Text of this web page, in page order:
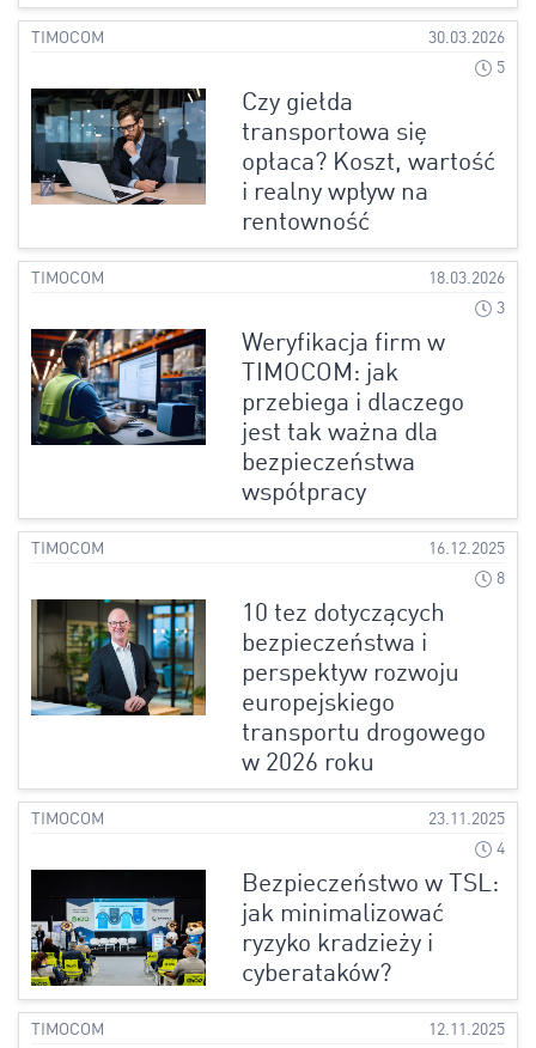
TIMOCOM
30.03.2026
5
Czy giełda
transportowa się
opłaca? Koszt, wartość
i realny wpływ na
rentowność
TIMOCOM
18.03.2026
3
Weryfikacja firm w
TIMOCOM: jak
przebiega i dlaczego
jest tak ważna dla
bezpieczeństwa
współpracy
TIMOCOM
16.12.2025
8
10 tez dotyczących
bezpieczeństwa i
perspektyw rozwoju
europejskiego
transportu drogowego
w 2026 roku
TIMOCOM
23.11.2025
4
Bezpieczeństwo w TSL:
jak minimalizować
ryzyko kradzieży i
cyberataków?
TIMOCOM 12.11.2025